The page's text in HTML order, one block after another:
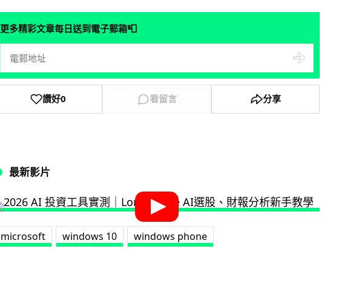
更多精彩文章每日送到電子郵箱📮
讚好0 看留言 分享
最新影片
microsoft windows 10 windows phone